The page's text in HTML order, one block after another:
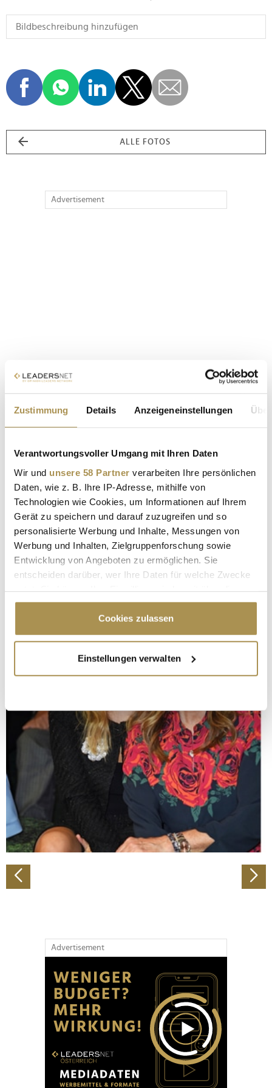
Zustimmung Details Anzeigeneinstellungen
Verantwortungsvoller Umgang mit Ihren Daten
Wir und unsere 58 Partner verarbeiten Ihre persönlichen
Daten, wie z. B. Ihre IP-Adresse, mithilfe von
Technologien wie Cookies, um Informationen auf Ihrem
Gerät zu speichern und darauf zuzugreifen und so
personalisierte Werbung und Inhalte, Messungen von
Werbung und Inhalten, Zielgruppenforschung sowie
Entwicklung von Angeboten zu ermöglichen. Sie
entscheiden darüber, wer Ihre Daten für welche Zwecke
Cookie-Erklärung oder durch Klicken auf das Privacy
Trigger Symbol ändern oder widerrufen
Informationen über Ihre geografische Lage
erfassen, welche bis auf einige Meter genau sein
bestimmten Merkmalen (Fingerprinting) identifizieren
Erfahren Sie mehr darüber, wie Ihre persönlichen Daten
verarbeitet werden, und legen Sie Ihre Präferenzen im
fest.
Wir verwenden Cookies, um Inhalte und Anzeigen zu
personalisieren, Funktionen für soziale Medien anbieten
zu können und die Zugriffe auf unsere Website zu
analysieren. Außerdem geben wir Informationen zu Ihrer
Verwendung unserer Website an unsere Partner für
soziale Medien, Werbung und Analysen weiter. Unsere
Partner führen diese Informationen möglicherweise mit
Cookies zulassen
Einstellungen verwalten
ALLE FOTOS
Advertisement
Advertisement